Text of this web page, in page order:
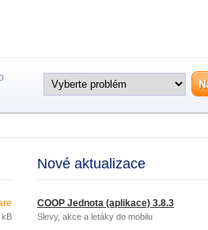
kB
Nové aktualizace
COOP Jednota (aplikace) 3.8.3
Slevy, akce a letáky do mobilu